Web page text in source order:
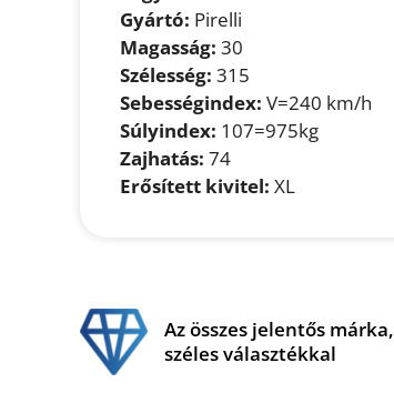
Gyártó: Pirelli
Magasság: 30
Szélesség: 315
Sebességindex: V=240 km/h
Súlyindex: 107=975kg
Zajhatás: 74
Erősített kivitel: XL
Az összes jelentős márka,
széles választékkal